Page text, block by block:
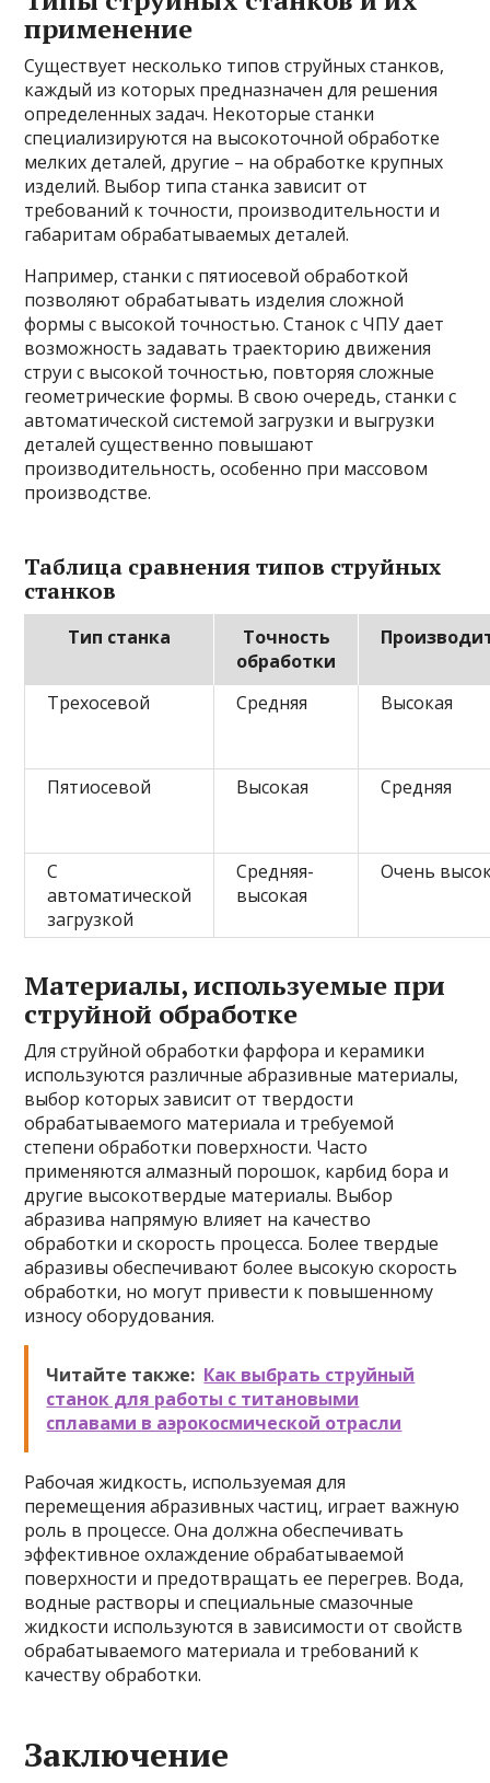
применение
Существует несколько типов струйных станков,
каждый из которых предназначен для решения
определенных задач. Некоторые станки
специализируются на высокоточной обработке
мелких деталей, другие – на обработке крупных
изделий. Выбор типа станка зависит от
требований к точности, производительности и
габаритам обрабатываемых деталей.
Например, станки с пятиосевой обработкой
позволяют обрабатывать изделия сложной
формы с высокой точностью. Станок с ЧПУ дает
возможность задавать траекторию движения
струи с высокой точностью, повторяя сложные
геометрические формы. В свою очередь, станки с
автоматической системой загрузки и выгрузки
деталей существенно повышают
производительность, особенно при массовом
производстве.
Таблица сравнения типов струйных
станков
Тип станка
Точность
обработки
Трехосевой Средняя Высокая
Пятиосевой Высокая Средняя
С
автоматической
загрузкой
Средняя-
высокая
Очень
Материалы, используемые при
струйной обработке
Для струйной обработки фарфора и керамики
используются различные абразивные материалы,
выбор которых зависит от твердости
обрабатываемого материала и требуемой
степени обработки поверхности. Часто
применяются алмазный порошок, карбид бора и
другие высокотвердые материалы. Выбор
абразива напрямую влияет на качество
обработки и скорость процесса. Более твердые
абразивы обеспечивают более высокую скорость
обработки, но могут привести к повышенному
износу оборудования.
Читайте также: Как выбрать струйный
станок для работы с титановыми
сплавами в аэрокосмической отрасли
Рабочая жидкость, используемая для
перемещения абразивных частиц, играет важную
роль в процессе. Она должна обеспечивать
эффективное охлаждение обрабатываемой
поверхности и предотвращать ее перегрев. Вода,
водные растворы и специальные смазочные
жидкости используются в зависимости от свойств
обрабатываемого материала и требований к
качеству обработки.
Заключение